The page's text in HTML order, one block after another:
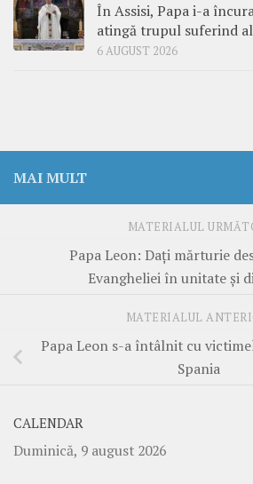
În Assisi, Papa i-a
atingă trupul suferind
6 AUGUST 2026
MAI MULT
MATERIALUL
Papa Leon: Dați mărturie
Evangheliei în unitate și
MATERIALUL
Papa Leon s-a întâlnit cu
Spania
CALENDAR
Duminică, 9 august 2026